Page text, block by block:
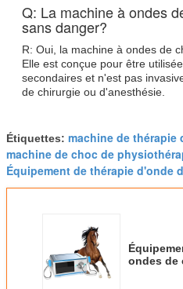
Q: La machine à ondes
sans danger?
R: Oui, la machine à ondes de
Elle est conçue pour être
secondaires et n'est pas
de chirurgie ou d'anesthésie.
Étiquettes: machine de thérapie
machine de choc de
Équipement de thérapie d'onde
ondes de